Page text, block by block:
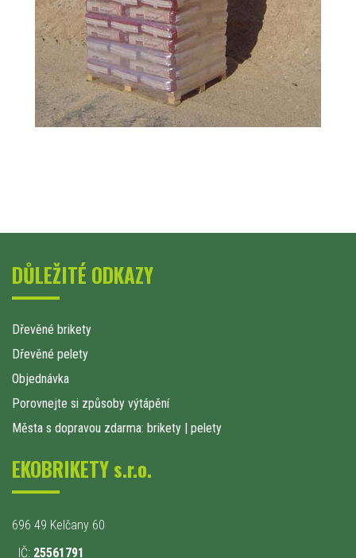
DŮLEŽITÉ ODKAZY
Dřevěné brikety
Dřevěné pelety
Objednávka
Porovnejte si způsoby výtápění
Města s dopravou zdarma: brikety | pelety
EKOBRIKETY s.r.o.
696 49 Kelčany 60
IČ: 25561791